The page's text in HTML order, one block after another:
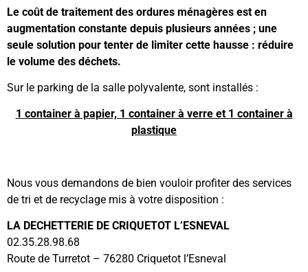
Le coût de traitement des ordures ménagères est en
augmentation constante depuis plusieurs années ; une
seule solution pour tenter de limiter cette hausse : réduire
le volume des déchets.
Sur le parking de la salle polyvalente, sont installés :
1 container à papier, 1 container à verre et 1 container à
plastique
Nous vous demandons de bien vouloir profiter des services
de tri et de recyclage mis à votre disposition :
LA DECHETTERIE DE CRIQUETOT L’ESNEVAL
02.35.28.98.68
Route de Turretot – 76280 Criquetot l’Esneval